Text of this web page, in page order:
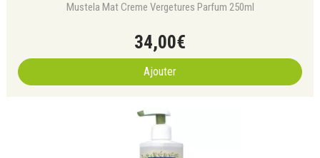
Mustela Mat Creme Vergetures Parfum 250ml
34,00€
Ajouter